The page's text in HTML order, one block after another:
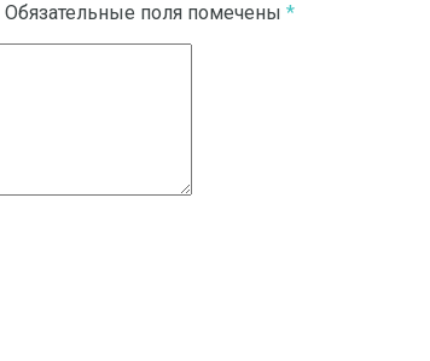
Обязательные поля помечены *